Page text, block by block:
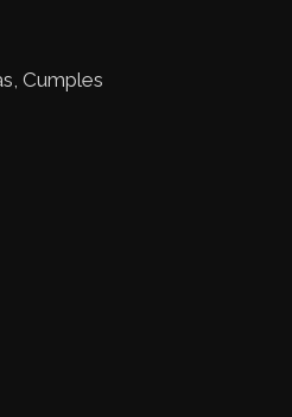
Cumples